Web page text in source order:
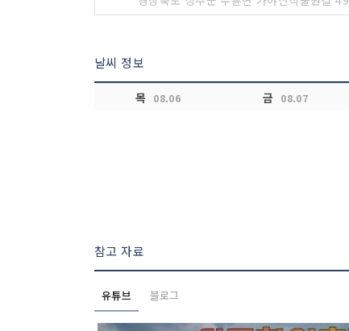
날씨 정보
목 08.06 금 08.07
참고 자료
유튜브 블로그